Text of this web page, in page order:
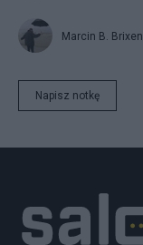
Marcin B. Brixen
Napisz notkę